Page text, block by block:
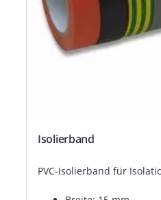
Isolierband
PVC-Isolierband für